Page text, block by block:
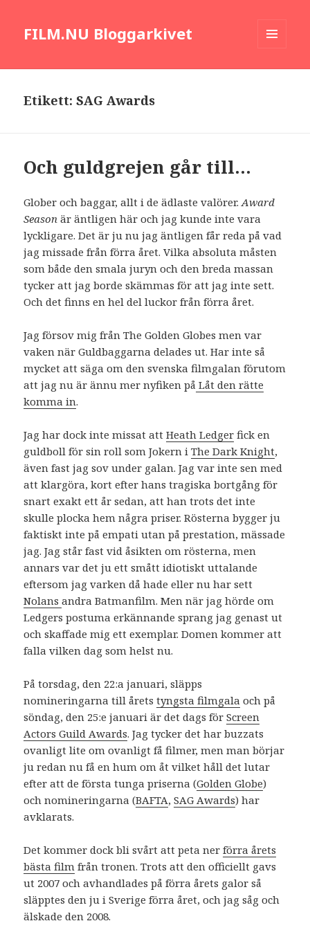
FILM.NU Bloggarkivet
Etikett:SAG Awards
Och guldgrejen går till…
Glober och baggar, allt i de ädlaste valörer.Award
Seasonär äntligen här och jag kunde inte vara
lyckligare. Det är ju nu jag äntligen får reda på vad
jag missade från förra året. Vilka absoluta måsten
som både den smala juryn och den breda massan
tycker att jag borde skämmas för att jag inte sett.
Och det finns en hel del luckor från förra året.
Jag försov mig från The Golden Globes men var
vaken när Guldbaggarna delades ut. Har inte så
mycket att säga om den svenska filmgalan förutom
att jag nu är ännu mer nyfiken på Låt den rätte
komma in.
Jag har dock inte missat attHeath Ledger fick en
guldboll för sin roll som Jokern iThe Dark Knight,
även fast jag sov under galan. Jag var inte sen med
att klargöra, kort efter hans tragiska bortgång för
snart exakt ett år sedan, att han trots det inte
skulle plocka hem några priser. Rösterna bygger ju
faktiskt inte på empati utan på prestation, mässade
jag. Jag står fast vid åsikten om rösterna, men
annars var det ju ett smått idiotiskt uttalande
eftersom jag varken då hade eller nu har sett
Nolansandra Batmanfilm. Men när jag hörde om
Ledgers postuma erkännande sprang jag genast ut
och skaffade mig ett exemplar. Domen kommer att
falla vilken dag som helst nu.
På torsdag, den 22:a januari, släpps
nomineringarna till åretstyngsta filmgala och på
söndag, den 25:e januari är det dags förScreen
Actors Guild Awards. Jag tycker det har buzzats
ovanligt lite om ovanligt få filmer, men man börjar
ju redan nu få en hum om åt vilket håll det lutar
efter att de första tunga priserna (Golden Globe)
och nomineringarna (BAFTA,SAG Awards) har
avklarats.
Det kommer dock bli svårt att peta nerförra årets
bästa film från tronen. Trots att den officiellt gavs
ut 2007 och avhandlades på förra årets galor så
släpptes den ju i Sverige förra året, och jag såg och
älskade den 2008.